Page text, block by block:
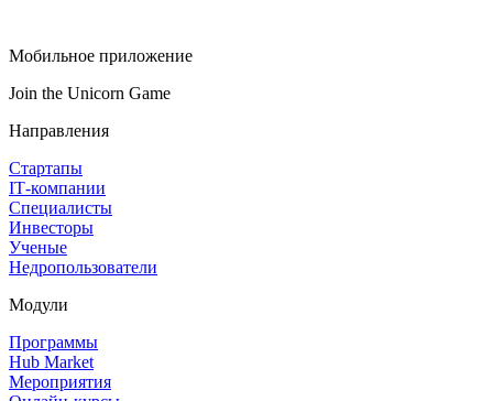
Мобильное приложение
Join the Unicorn Game
Направления
Стартапы
IT‑компании
Специалисты
Инвесторы
Ученые
Недропользователи
Модули
Программы
Hub Market
Мероприятия